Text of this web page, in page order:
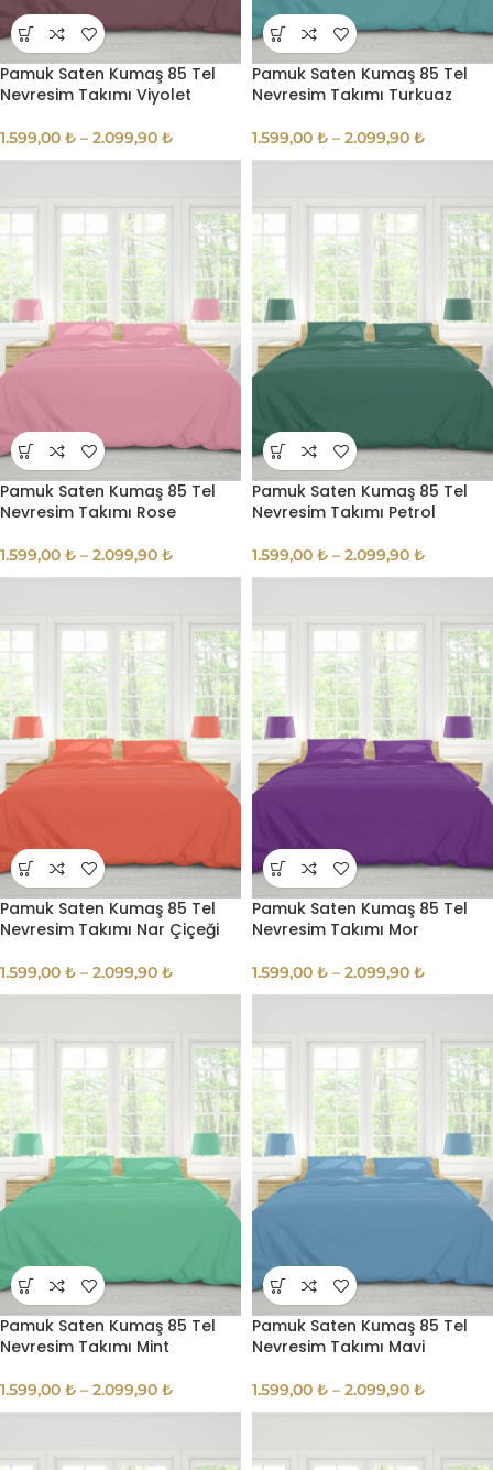
Pamuk Saten Kumaş 85 Tel
Nevresim Takımı Viyolet
1.599,00 ₺ – 2.099,90 ₺
Pamuk Saten Kumaş 85 Tel
Nevresim Takımı Turkuaz
1.599,00 ₺ – 2.099,90 ₺
Pamuk Saten Kumaş 85 Tel
Nevresim Takımı Rose
1.599,00 ₺ – 2.099,90 ₺
Pamuk Saten Kumaş 85 Tel
Nevresim Takımı Petrol
1.599,00 ₺ – 2.099,90 ₺
Pamuk Saten Kumaş 85 Tel
Nevresim Takımı Nar Çiçeği
1.599,00 ₺ – 2.099,90 ₺
Pamuk Saten Kumaş 85 Tel
Nevresim Takımı Mor
1.599,00 ₺ – 2.099,90 ₺
Pamuk Saten Kumaş 85 Tel
Nevresim Takımı Mint
1.599,00 ₺ – 2.099,90 ₺
Pamuk Saten Kumaş 85 Tel
Nevresim Takımı Mavi
1.599,00 ₺ – 2.099,90 ₺